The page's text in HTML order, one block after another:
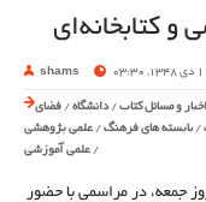
کتابخانه‌ای
shams 03:30
اخبار و مسائل کتاب /دانشگاه / فضای
/بایسته های فرهنگ / علمی پژوهشی
/ علمی آموزشی
جمعه، در مراسمی با حضور